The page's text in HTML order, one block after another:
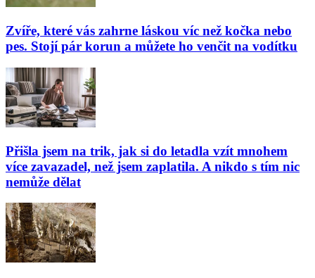
Zvíře, které vás zahrne láskou víc než kočka nebo
pes. Stojí pár korun a můžete ho venčit na vodítku
Přišla jsem na trik, jak si do letadla vzít mnohem
více zavazadel, než jsem zaplatila. A nikdo s tím nic
nemůže dělat